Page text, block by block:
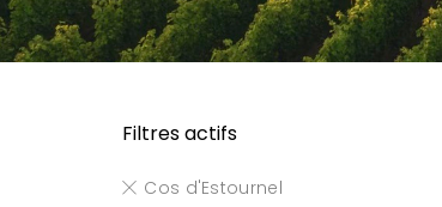
Filtres actifs
Cos d'Estournel